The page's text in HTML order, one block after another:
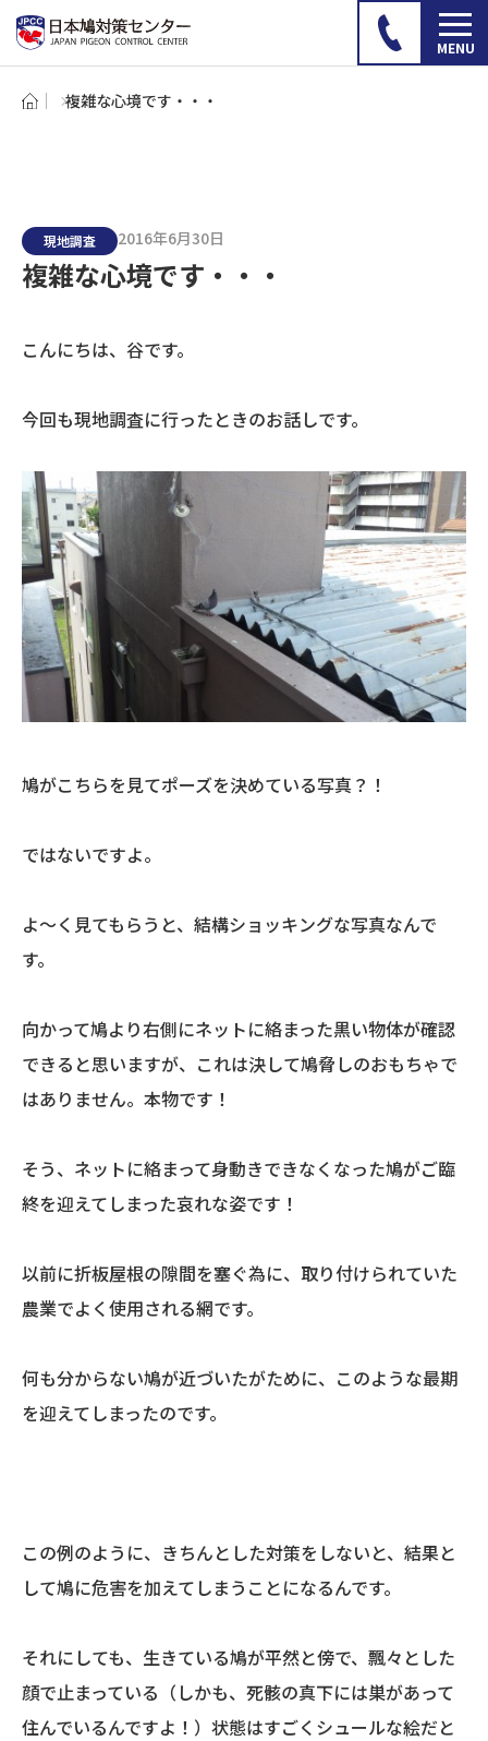
複雑な心境です・・・
現地調査 2016年6月30日
複雑な心境です・・・
こんにちは、谷です。
今回も現地調査に行ったときのお話しです。
鳩がこちらを見てポーズを決めている写真？！
ではないですよ。
よ～く見てもらうと、結構ショッキングな写真なんで
す。
向かって鳩より右側にネットに絡まった黒い物体が確認
できると思いますが、これは決して鳩脅しのおもちゃで
はありません。本物です！
そう、ネットに絡まって身動きできなくなった鳩がご臨
終を迎えてしまった哀れな姿です！
以前に折板屋根の隙間を塞ぐ為に、取り付けられていた
農業でよく使用される網です。
何も分からない鳩が近づいたがために、このような最期
を迎えてしまったのです。
この例のように、きちんとした対策をしないと、結果と
して鳩に危害を加えてしまうことになるんです。
それにしても、生きている鳩が平然と傍で、飄々とした
顔で止まっている（しかも、死骸の真下には巣があって
住んでいるんですよ！）状態はすごくシュールな絵だと